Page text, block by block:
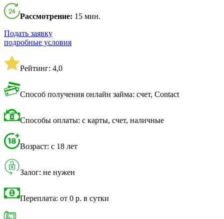
Рассмотрение: 15 мин.
Подать заявку
подробные условия
Рейтинг: 4,0
Способ получения онлайн займа: счет, Contact
Способы оплаты: с карты, счет, наличные
Возраст: с 18 лет
Залог: не нужен
Переплата: от 0 р. в сутки